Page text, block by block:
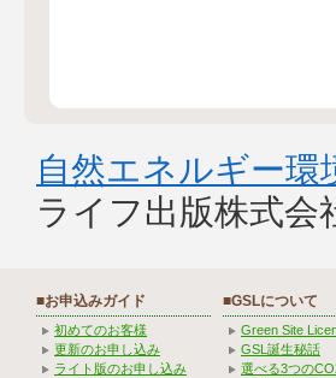
自然エネルギー環
ライフ出版株式
■お申込みガイド
初めてのお客様
更新のお申し込み
ライト版のお申し込み
■GSLについて
Green Site
GSL誕生秘話
選べる3つの